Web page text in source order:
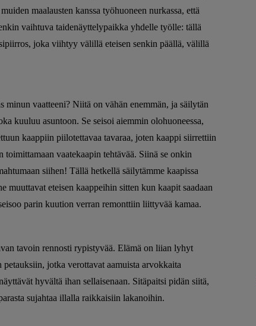
maalausten kanssa työhuoneen nurkassa, että
vaihtuva taidenäyttelypaikka yhdelle työlle: tällä
joka viihtyy välillä eteisen senkin päällä, välillä
minun vaatteeni? Niitä on vähän enemmän, ja säilytän
kuuluu asuntoon. Se seisoi aiemmin olohuoneessa,
kaappiin piilotettavaa tavaraa, joten kaappi siirrettiin
vaatekaapin tehtävää. Siinä se onkin
siihen! Tällä hetkellä säilytämme kaapissa
muuttavat eteisen kaappeihin sitten kun kaapit saadaan
parin kuution verran remonttiin liittyvää kamaa.
tavoin rennosti rypistyvää. Elämä on liian lyhyt
jotka verottavat aamuista arvokkaita
hyvältä ihan sellaisenaan. Sitäpaitsi pidän siitä,
sujahtaa illalla raikkaisiin lakanoihin.